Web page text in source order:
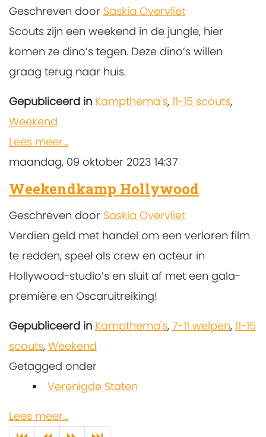
Geschreven door Saskia Overvliet
Scouts zijn een weekend in de jungle, hier
komen ze dino’s tegen. Deze dino’s willen
graag terug naar huis.
Gepubliceerd in Kampthema's, 11-15 scouts,
Weekend
Lees meer...
maandag, 09 oktober 2023 14:37
Weekendkamp Hollywood
Geschreven door Saskia Overvliet
Verdien geld met handel om een verloren film
te redden, speel als crew en acteur in
Hollywood-studio’s en sluit af met een gala-
première en Oscaruitreiking!
Gepubliceerd in Kampthema's, 7-11 welpen, 11-15
scouts, Weekend
Getagged onder
Verenigde Staten
Lees meer...